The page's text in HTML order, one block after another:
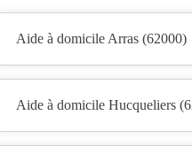
Aide à domicile Arras (62000)
Aide à domicile Hucqueliers